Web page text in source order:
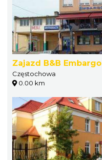
Zajazd B&B Embargo
Częstochowa
0.00 km